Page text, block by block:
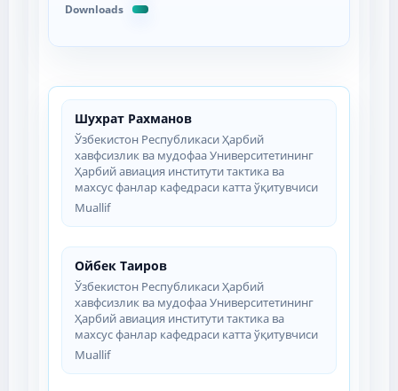
Шухрат Рахманов
Ўзбекистон Республикаси Ҳарбий
хавфсизлик ва мудофаа Университетининг
Ҳарбий авиация институти тактика ва
махсус фанлар кафедраси катта ўқитувчиси
Muallif
Ойбек Таиров
Ўзбекистон Республикаси Ҳарбий
хавфсизлик ва мудофаа Университетининг
Ҳарбий авиация институти тактика ва
махсус фанлар кафедраси катта ўқитувчиси
Muallif
Downloads